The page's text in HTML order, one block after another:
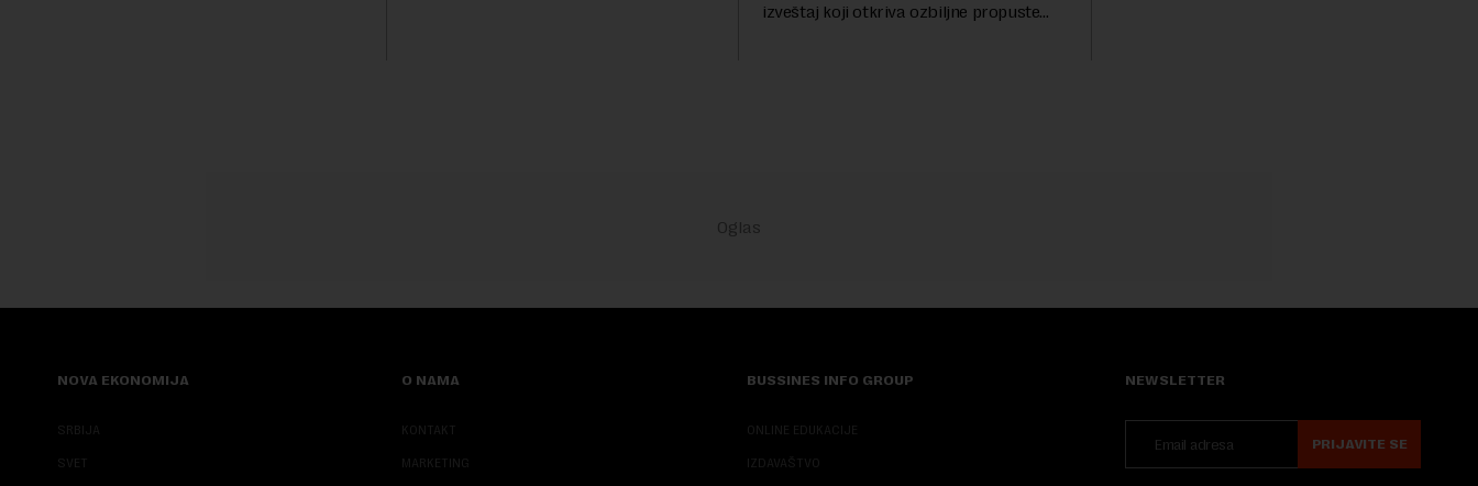
izveštaj koji otkriva ozbiljne propuste
NOVA EKONOMIJA
SRBIJA
SVET
O NAMA
KONTAKT
MARKETING
BUSSINES INFO GROUP
ONLINE EDUKACIJE
IZDAVAŠTVO
NEWSLETTER
PRIJAVITE SE